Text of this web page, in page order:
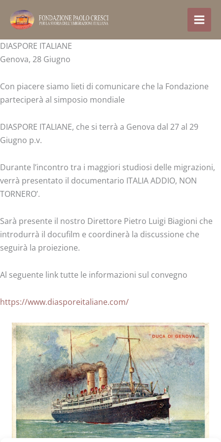
contenuto
DIASPORE ITALIANE
Genova, 28 Giugno
Con piacere siamo lieti di comunicare che la Fondazione
parteciperà al simposio mondiale
DIASPORE ITALIANE, che si terrà a Genova dal 27 al 29
Giugno p.v.
Durante l’incontro tra i maggiori studiosi delle migrazioni,
verrà presentato il documentario ITALIA ADDIO, NON
TORNERO’.
Sarà presente il nostro Direttore Pietro Luigi Biagioni che
introdurrà il docufilm e coordinerà la discussione che
seguirà la proiezione.
Al seguente link tutte le informazioni sul convegno
https://www.diasporeitaliane.com/